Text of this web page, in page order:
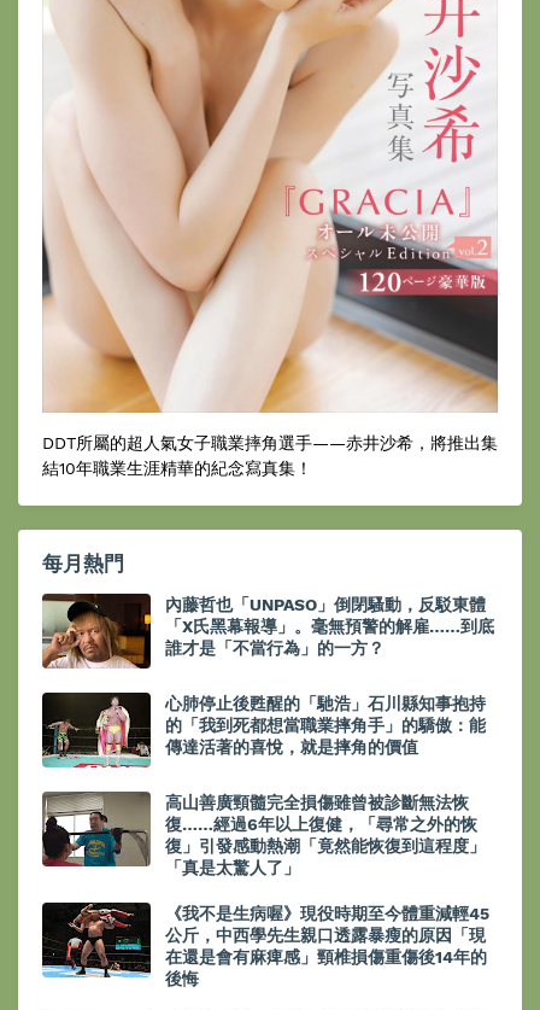
DDT所屬的超人氣女子職業摔角選手——赤井沙希，將推出集
結10年職業生涯精華的紀念寫真集！
每月熱門
內藤哲也「UNPASO」倒閉騷動，反駁東體
「X氏黑幕報導」。毫無預警的解雇……到底
誰才是「不當行為」的一方？
心肺停止後甦醒的「馳浩」石川縣知事抱持
的「我到死都想當職業摔角手」的驕傲：能
傳達活著的喜悅，就是摔角的價值
高山善廣頸髓完全損傷雖曾被診斷無法恢
復……經過6年以上復健，「尋常之外的恢
復」引發感動熱潮「竟然能恢復到這程度」
「真是太驚人了」
《我不是生病喔》現役時期至今體重減輕45
公斤，中西學先生親口透露暴瘦的原因「現
在還是會有麻痺感」頸椎損傷重傷後14年的
後悔